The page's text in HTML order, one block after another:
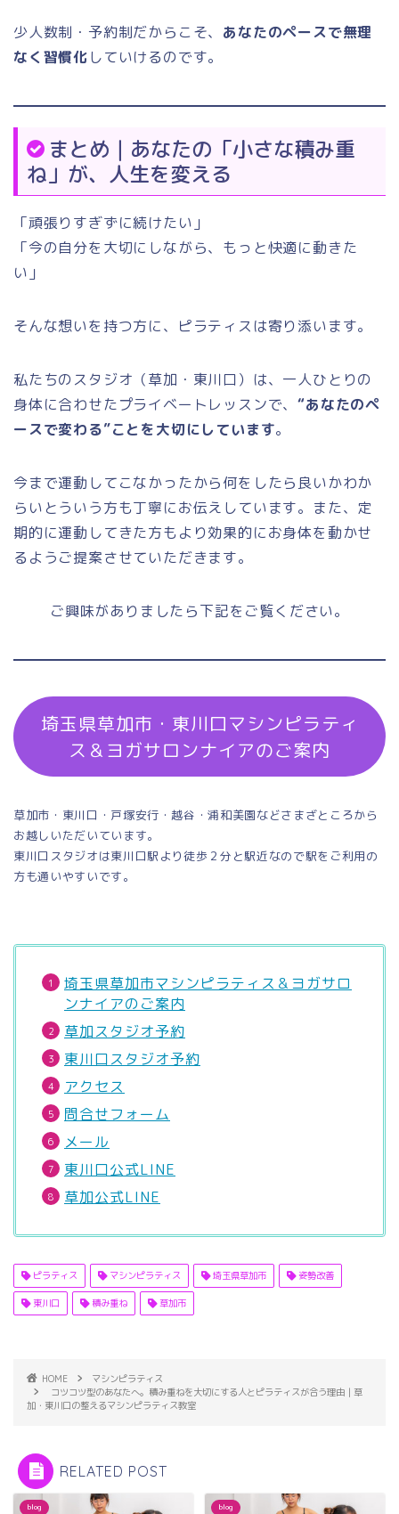
少人数制・予約制だからこそ、 あなたのペースで無理
なく習慣化していけるのです。
まとめ｜あなたの「小さな積み重
ね」が、人生を変える
「頑張りすぎずに続けたい」
「今の自分を大切にしながら、もっと快適に動きた
い」
そんな想いを持つ方に、ピラティスは寄り添います。
私たちのスタジオ（草加・東川口）は、一人ひとりの
身体に合わせたプライベートレッスンで、“あなたのペ
ースで変わる”ことを大切にしています。
今まで運動してこなかったから何をしたら良いかわか
らいとういう方も丁寧にお伝えしています。また、定
期的に運動してきた方もより効果的にお身体を動かせ
るようご提案させていただきます。
ご興味がありましたら下記をご覧ください。
埼玉県草加市・東川口マシンピラティ
ス＆ヨガサロンナイアのご案内
草加市・東川口・戸塚安行・越谷・浦和美園などさまざところから
お越しいただいています。
東川口スタジオは東川口駅より徒歩２分と駅近なので駅をご利用の
方も通いやすいです。
埼玉県草加市マシンピラティス＆ヨガサロ
ンナイアのご案内
草加スタジオ予約
東川口スタジオ予約
アクセス
問合せフォーム
メール
東川口公式LINE
草加公式LINE
ピラティス マシンピラティス 埼玉県草加市 姿勢改善
東川口 積み重ね 草加市
HOME
マシンピラティス
コツコツ型のあなたへ。積み重ねを大切にする人とピラティスが合う理由｜草
加・東川口の整えるマシンピラティス教室
RELATED POST
blog blog